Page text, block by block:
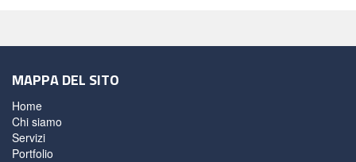
MAPPA DEL SITO
Home
Chi siamo
Servizi
Portfolio